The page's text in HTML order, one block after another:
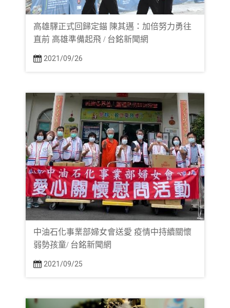
高雄驛正式回歸定錨 陳其邁：加倍努力勇往
直前 高雄準備起飛 / 台銘新聞網
2021/09/26
中油石化事業部婦女會送愛 疫情中持續關懷
弱勢孩童/ 台銘新聞網
2021/09/25